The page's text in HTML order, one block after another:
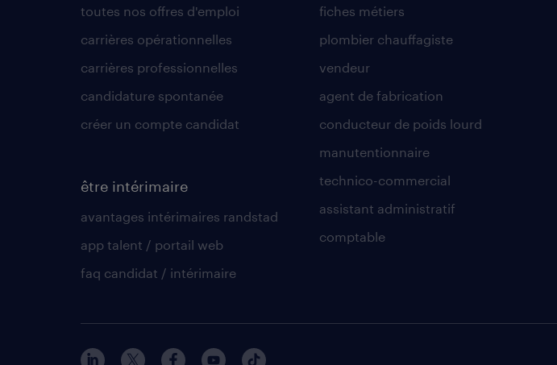
toutes nos offres d'emploi
carrières opérationnelles
carrières professionnelles
candidature spontanée
créer un compte candidat
être intérimaire
avantages intérimaires randstad
app talent / portail web
faq candidat / intérimaire
fiches métiers
plombier chauffagiste
vendeur
agent de fabrication
conducteur de poids lourd
manutentionnaire
technico-commercial
assistant administratif
comptable